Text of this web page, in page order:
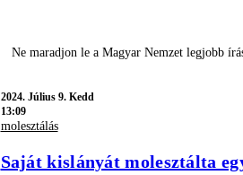
Ne maradjon le a Magyar Nemzet legjobb
2024. Július 9. Kedd
13:09
molesztálás
Saját kislányát molesztálta